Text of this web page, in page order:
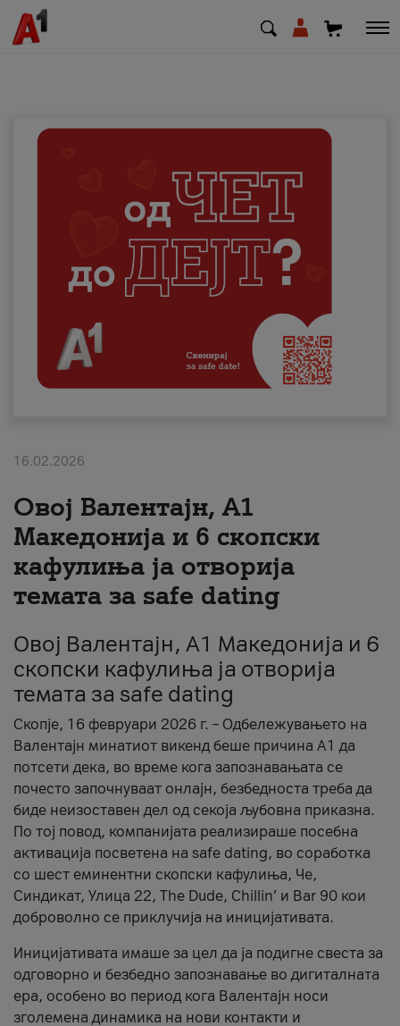
Деловни
Поддршка
Надополни кредит
Плати сметка
#ПодобарОнлајн
16.02.2026
Овој Валентајн, A1
Македонија и 6 скопски
кафулиња ја отворија
темата за safe dating
Овој Валентајн, A1 Македонија и 6
скопски кафулиња ја отворија
темата за safe dating
Скопје, 16 февруари 2026 г. – Одбележувањето на
Валентајн минатиот викенд беше причина А1 да
потсети дека, во време кога запознавањата се
почесто започнуваат онлајн, безбедноста треба да
биде неизоставен дел од секоја љубовна приказна.
По тој повод, компанијата реализираше посебна
активација посветена на safe dating, во соработка
со шест еминентни скопски кафулиња, Че,
Синдикат, Улица 22, The Dude, Chillin’ и Bar 90 кои
доброволно се приклучија на иницијативата.
Иницијативата имаше за цел да ја подигне свеста за
одговорно и безбедно запознавање во дигиталната
ера, особено во период кога Валентајн носи
зголемена динамика на нови контакти и